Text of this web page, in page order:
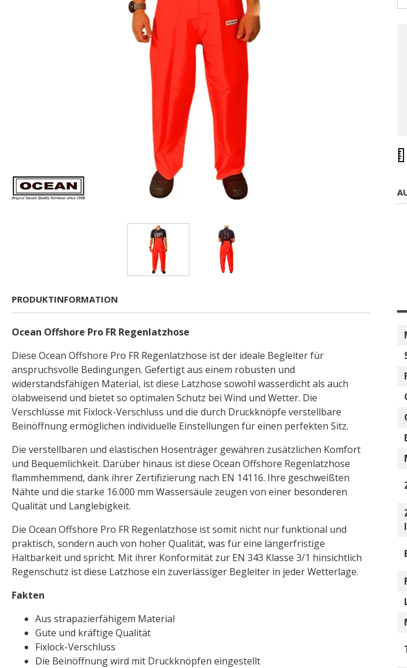
PRODUKTINFORMATION
Ocean Offshore Pro FR Regenlatzhose
Diese Ocean Offshore Pro FR Regenlatzhose ist der ideale Begleiter für
anspruchsvolle Bedingungen. Gefertigt aus einem robusten und
widerstandsfähigen Material, ist diese Latzhose sowohl wasserdicht als auch
ölabweisend und bietet so optimalen Schutz bei Wind und Wetter. Die
Verschlüsse mit Fixlock-Verschluss und die durch Druckknöpfe verstellbare
Beinöffnung ermöglichen individuelle Einstellungen für einen perfekten Sitz.
Die verstellbaren und elastischen Hosenträger gewähren zusätzlichen Komfort
und Bequemlichkeit. Darüber hinaus ist diese Ocean Offshore Regenlatzhose
flammhemmend, dank ihrer Zertifizierung nach EN 14116. Ihre geschweißten
Nähte und die starke 16.000 mm Wassersäule zeugen von einer besonderen
Qualität und Langlebigkeit.
Die Ocean Offshore Pro FR Regenlatzhose ist somit nicht nur funktional und
praktisch, sondern auch von hoher Qualität, was für eine längerfristige
Haltbarkeit und spricht. Mit ihrer Konformität zur EN 343 Klasse 3/1 hinsichtlich
Regenschutz ist diese Latzhose ein zuverlässiger Begleiter in jeder Wetterlage.
Fakten
Aus strapazierfähigem Material
Gute und kräftige Qualität
Fixlock-Verschluss
Die Beinöffnung wird mit Druckknöpfen eingestellt